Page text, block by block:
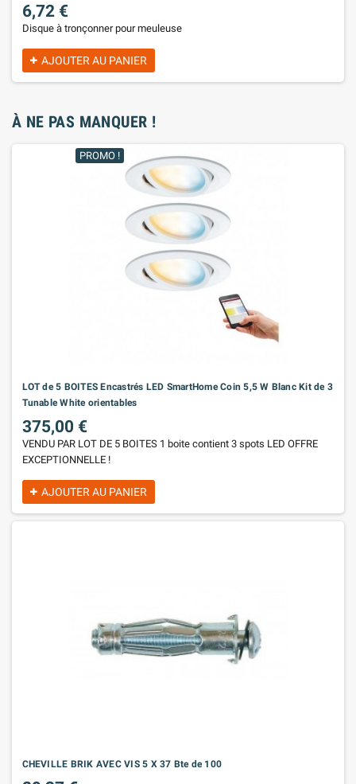
6,72 €
Disque à tronçonner pour meuleuse
AJOUTER AU PANIER
À NE PAS MANQUER !
PROMO !
LOT de 5 BOITES Encastrés LED SmartHome Coin 5,5 W Blanc Kit de 3
Tunable White orientables
375,00 €
VENDU PAR LOT DE 5 BOITES 1 boite contient 3 spots LED OFFRE
EXCEPTIONNELLE !
AJOUTER AU PANIER
CHEVILLE BRIK AVEC VIS 5 X 37 Bte de 100